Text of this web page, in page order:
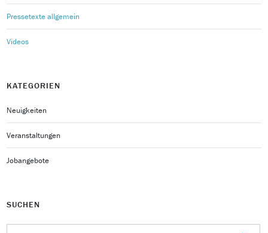
Pressetexte allgemein
Videos
KATEGORIEN
Neuigkeiten
Veranstaltungen
Jobangebote
SUCHEN